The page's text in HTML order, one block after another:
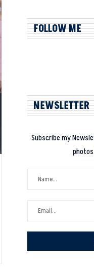
FOLLOW ME
NEWSLETTER
Subscribe my